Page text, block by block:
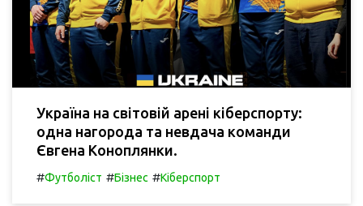
Україна на світовій арені кіберспорту:
одна нагорода та невдача команди
Євгена Коноплянки.
#Футболіст #Бізнес #Кіберспорт